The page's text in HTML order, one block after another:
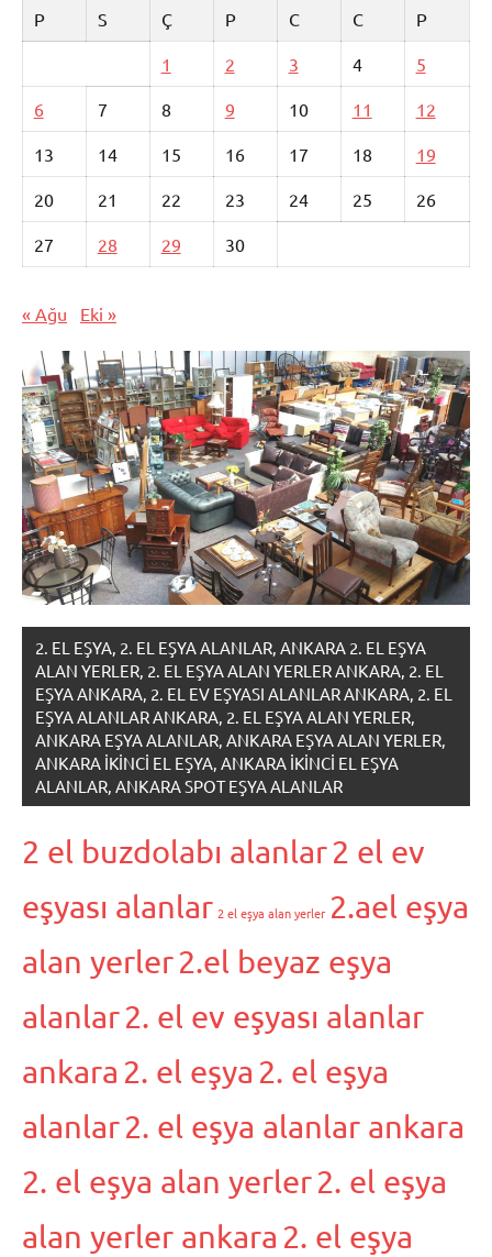
P
S Ç P C C P
1 2 3 4 5
6 7 8 9 10 11 12
13 14 15 16 17 18 19
20 21 22 23 24 25 26
27 28 29 30
« Ağu Eki »
2. EL EŞYA, 2. EL EŞYA ALANLAR, ANKARA 2. EL EŞYA
ALAN YERLER, 2. EL EŞYA ALAN YERLER ANKARA, 2. EL
EŞYA ANKARA, 2. EL EV EŞYASI ALANLAR ANKARA, 2. EL
EŞYA ALANLAR ANKARA, 2. EL EŞYA ALAN YERLER,
ANKARA EŞYA ALANLAR, ANKARA EŞYA ALAN YERLER,
ANKARA IKINCI EL EŞYA, ANKARA IKINCI EL EŞYA
ALANLAR, ANKARA SPOT EŞYA ALANLAR
2 el buzdolabı alanlar2 el ev
eşyası alanlar 2 el eşya alan yerler 2.ael eşya
alan yerler2.el beyaz eşya
alanlar2. el ev eşyası alanlar
ankara 2. el eşya 2. el eşya
alanlar2. el eşya alanlar ankara
2. el eşya alan yerler2. el eşya
alan yerler ankara 2. el eşya